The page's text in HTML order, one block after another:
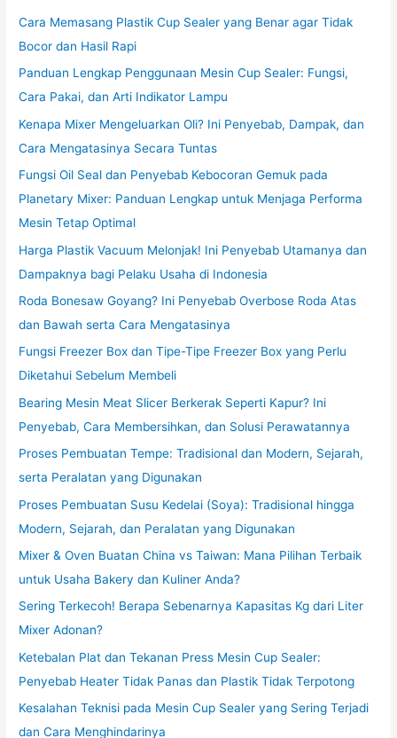
Cara Memasang Plastik Cup Sealer yang Benar agar Tidak
Bocor dan Hasil Rapi
Panduan Lengkap Penggunaan Mesin Cup Sealer: Fungsi,
Cara Pakai, dan Arti Indikator Lampu
Kenapa Mixer Mengeluarkan Oli? Ini Penyebab, Dampak, dan
Cara Mengatasinya Secara Tuntas
Fungsi Oil Seal dan Penyebab Kebocoran Gemuk pada
Planetary Mixer: Panduan Lengkap untuk Menjaga Performa
Mesin Tetap Optimal
Harga Plastik Vacuum Melonjak! Ini Penyebab Utamanya dan
Dampaknya bagi Pelaku Usaha di Indonesia
Roda Bonesaw Goyang? Ini Penyebab Overbose Roda Atas
dan Bawah serta Cara Mengatasinya
Fungsi Freezer Box dan Tipe-Tipe Freezer Box yang Perlu
Diketahui Sebelum Membeli
Bearing Mesin Meat Slicer Berkerak Seperti Kapur? Ini
Penyebab, Cara Membersihkan, dan Solusi Perawatannya
Proses Pembuatan Tempe: Tradisional dan Modern, Sejarah,
serta Peralatan yang Digunakan
Proses Pembuatan Susu Kedelai (Soya): Tradisional hingga
Modern, Sejarah, dan Peralatan yang Digunakan
Mixer & Oven Buatan China vs Taiwan: Mana Pilihan Terbaik
untuk Usaha Bakery dan Kuliner Anda?
Sering Terkecoh! Berapa Sebenarnya Kapasitas Kg dari Liter
Mixer Adonan?
Ketebalan Plat dan Tekanan Press Mesin Cup Sealer:
Penyebab Heater Tidak Panas dan Plastik Tidak Terpotong
Kesalahan Teknisi pada Mesin Cup Sealer yang Sering Terjadi
dan Cara Menghindarinya